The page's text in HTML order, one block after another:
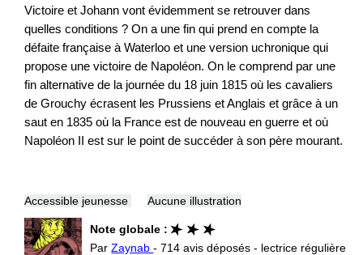
Victoire et Johann vont évidemment se retrouver dans
quelles conditions ? On a une fin qui prend en compte la
défaite française à Waterloo et une version uchronique qui
propose une victoire de Napoléon. On le comprend par une
fin alternative de la journée du 18 juin 1815 où les cavaliers
de Grouchy écrasent les Prussiens et Anglais et grâce à un
saut en 1835 où la France est de nouveau en guerre et où
Napoléon II est sur le point de succéder à son père mourant.
Accessible jeunesse Aucune illustration
Note globale :
ParZaynab- 714 avis déposés - lectrice régulière